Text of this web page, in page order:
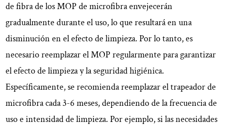
de fibra de los MOP de microfibra envejecerán
gradualmente durante el uso, lo que resultará en una
disminución en el efecto de limpieza. Por lo tanto, es
necesario reemplazar el MOP regularmente para garantizar
el efecto de limpieza y la seguridad higiénica.
Específicamente, se recomienda reemplazar el trapeador de
microfibra cada 3-6 meses, dependiendo de la frecuencia de
uso e intensidad de limpieza. Por ejemplo, si las necesidades